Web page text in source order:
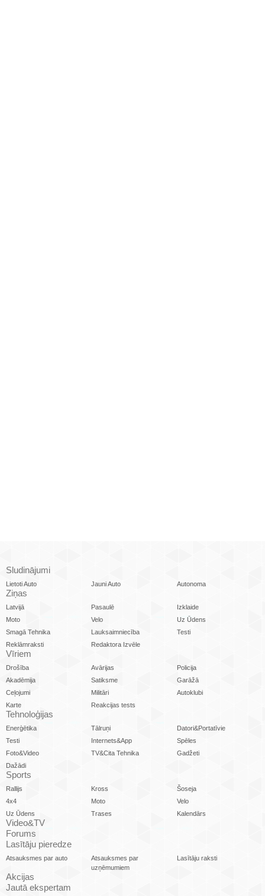
Sludinājumi
Lietoti Auto Jauni Auto Autonoma
Ziņas
Latvijā Pasaulē
Izklaide
Moto
Velo
Uz Ūdens
Smagā Tehnika
Lauksaimniecība
Testi
Reklāmraksti
Redaktora Izvēle
Vīriem
Drošība Avārijas
Policija
Akadēmija
Satiksme
Garāžā
Ceļojumi
Militāri
Autoklubi
Karte
Reakcijas tests
Tehnoloģijas
Enerģētika Tālruņi
Datori&Portatīvie
Testi
Internets&App
Spēles
Foto&Video
TV&Cita Tehnika
Gadžeti
Dažādi
Sports
Rallijs Kross
Šoseja
4x4
Moto
Velo
Uz Ūdens
Trases Kalendārs
Video&TV
Forums
Lasītāju pieredze
Atsauksmes par auto
Atsauksmes par
uzņēmumiem
Lasītāju raksti
Akcijas
Jautā ekspertam